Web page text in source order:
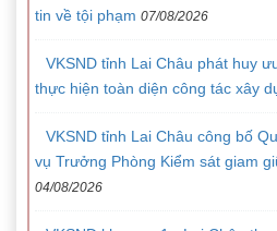
tin về tội phạm 07/08/2026
VKSND tỉnh Lai Châu phát huy
thực hiện toàn diện công tác xây
VKSND tỉnh Lai Châu công bố
vụ Trưởng Phòng Kiểm sát giam
04/08/2026